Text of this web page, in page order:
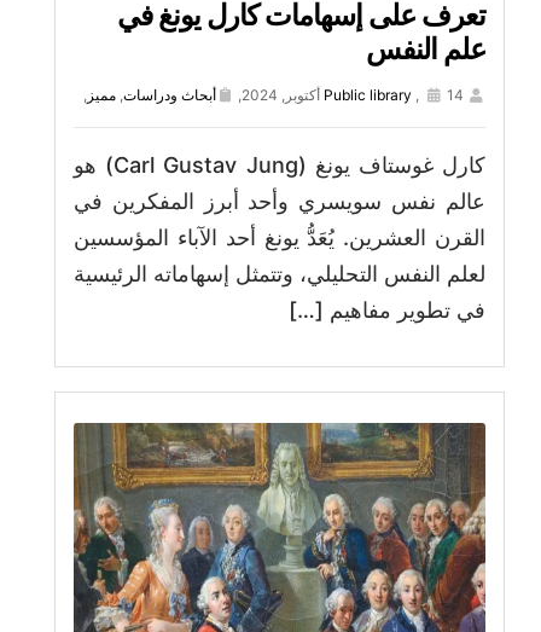
تعرف على إسهامات كارل يونغ في
علم النفس
Public library , 14 أكتوبر, 2024, أبحاث ودراسات, مميز ,
كارل غوستاف يونغ (Carl Gustav Jung) هو
عالم نفس سويسري وأحد أبرز المفكرين في
القرن العشرين. يُعَدُّ يونغ أحد الآباء المؤسسين
لعلم النفس التحليلي، وتتمثل إسهاماته الرئيسية
في تطوير مفاهيم […]